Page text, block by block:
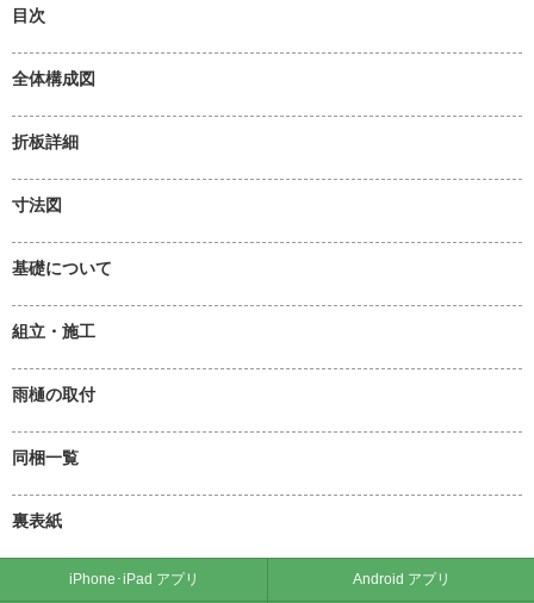
目次
全体構成図
折板詳細
寸法図
基礎について
組立・施工
雨樋の取付
同梱一覧
裏表紙
iPhone･iPad アプリ Android アプリ